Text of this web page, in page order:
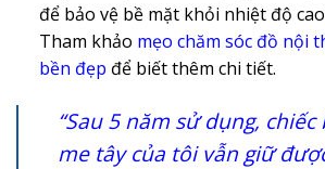
để bảo vệ bề mặt khỏi nhiệt độ
Tham khảo mẹo chăm sóc đồ nội
bền đẹp để biết thêm chi tiết.
“Sau 5 năm sử dụng, chiếc
me tây của tôi vẫn giữ